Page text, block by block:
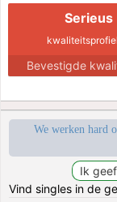
Serieus
Bevestigde
We werken hard
Vind singles in de